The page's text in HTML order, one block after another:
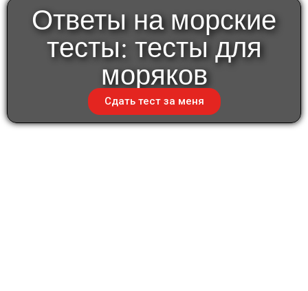
Ответы на морские
тесты: тесты для
моряков
Сдать тест за меня